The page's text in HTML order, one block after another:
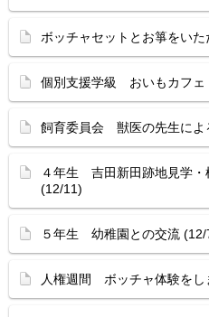
ボッチャセットとお箏をい
個別支援学級 おいもカフェ
飼育委員会 獣医の先生によ
４年生 吉田新田跡地見学・
(12/11)
５年生 幼稚園との交流 (12/
人権週間 ボッチャ体験をし